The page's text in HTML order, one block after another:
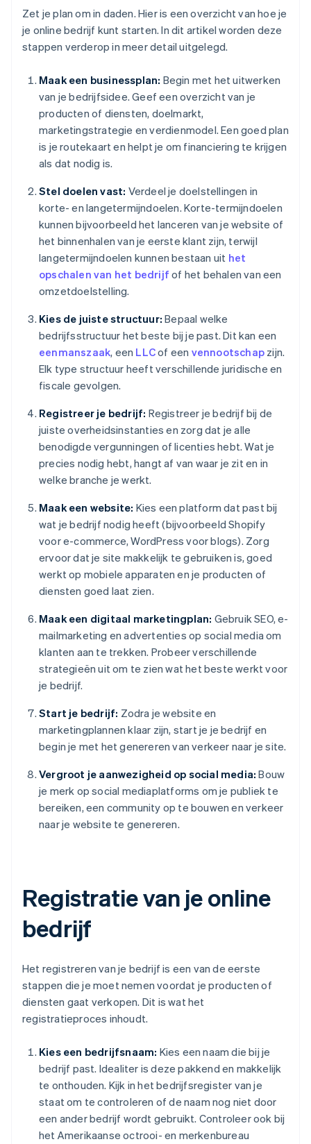
Zet je plan om in daden. Hier is een overzicht van hoe je
je online bedrijf kunt starten. In dit artikel worden deze
stappen verderop in meer detail uitgelegd.
Maak een businessplan: Begin met het uitwerken
van je bedrijfsidee. Geef een overzicht van je
producten of diensten, doelmarkt,
marketingstrategie en verdienmodel. Een goed plan
is je routekaart en helpt je om financiering te krijgen
als dat nodig is.
Stel doelen vast: Verdeel je doelstellingen in
korte- en langetermijndoelen. Korte-termijndoelen
kunnen bijvoorbeeld het lanceren van je website of
het binnenhalen van je eerste klant zijn, terwijl
langetermijndoelen kunnen bestaan uit het
opschalen van het bedrijf of het behalen van een
omzetdoelstelling.
Kies de juiste structuur: Bepaal welke
bedrijfsstructuur het beste bij je past. Dit kan een
eenmanszaak, een LLCof een vennootschap zijn.
Elk type structuur heeft verschillende juridische en
fiscale gevolgen.
Registreer je bedrijf: Registreer je bedrijf bij de
juiste overheidsinstanties en zorg dat je alle
benodigde vergunningen of licenties hebt. Wat je
precies nodig hebt, hangt af van waar je zit en in
welke branche je werkt.
Maak een website: Kies een platform dat past bij
wat je bedrijf nodig heeft (bijvoorbeeld Shopify
voor e-commerce, WordPress voor blogs). Zorg
ervoor dat je site makkelijk te gebruiken is, goed
werkt op mobiele apparaten en je producten of
diensten goed laat zien.
Maak een digitaal marketingplan: Gebruik SEO, e-
mailmarketing en advertenties op social media om
klanten aan te trekken. Probeer verschillende
strategieën uit om te zien wat het beste werkt voor
je bedrijf.
Start je bedrijf: Zodra je website en
marketingplannen klaar zijn, start je je bedrijf en
begin je met het genereren van verkeer naar je site.
Vergroot je aanwezigheid op social media: Bouw
je merk op social mediaplatforms om je publiek te
bereiken, een community op te bouwen en verkeer
naar je website te genereren.
Registratie van je online
bedrijf
Het registreren van je bedrijf is een van de eerste
stappen die je moet nemen voordat je producten of
diensten gaat verkopen. Dit is wat het
registratieproces inhoudt.
Kies een bedrijfsnaam: Kies een naam die bij je
bedrijf past. Idealiter is deze pakkend en makkelijk
te onthouden. Kijk in het bedrijfsregister van je
staat om te controleren of de naam nog niet door
een ander bedrijf wordt gebruikt. Controleer ook bij
het Amerikaanse octrooi- en merkenbureau